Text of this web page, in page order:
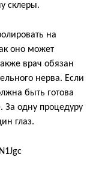
склеры.
на
оно может
врач обязан
нерва. Если
быть готова
За одну процедуру
глаз.